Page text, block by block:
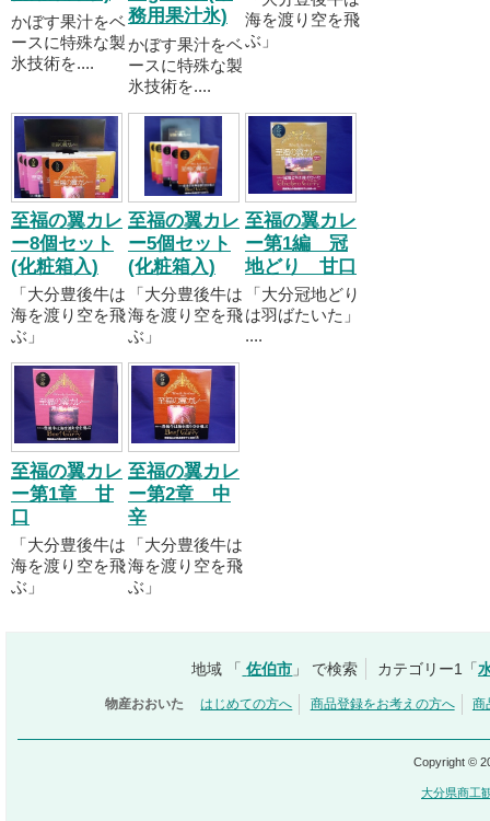
かぼす果汁をベ
ースに特殊な製
氷技術を....
務用果汁氷)
かぼす果汁をベ
ースに特殊な製
氷技術を....
海を渡り空を飛
ぶ」
至福の翼カレ
ー8個セット
(化粧箱入)
「大分豊後牛は
海を渡り空を飛
ぶ」
至福の翼カレ
ー5個セット
(化粧箱入)
「大分豊後牛は
海を渡り空を飛
ぶ」
至福の翼カレ
ー第1編 冠
地どり 甘口
「大分冠地どり
は羽ばたいた」
....
至福の翼カレ
ー第1章 甘
口
「大分豊後牛は
海を渡り空を飛
ぶ」
至福の翼カレ
ー第2章 中
辛
「大分豊後牛は
海を渡り空を飛
ぶ」
地域 「 佐伯市 」 で検索 カテゴリー1「
物産おおいた はじめての方へ 商品登録をお考えの方へ 商
Copyright ©
大分県商工